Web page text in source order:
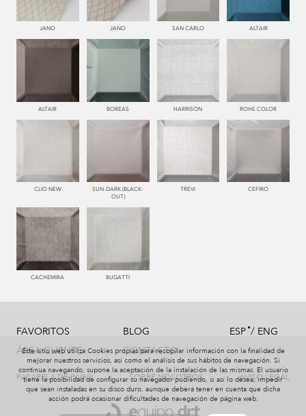
JANO JANO SAN CARLO ALTAIR
ALTAIR BOREAS HARRISON ROHE COLOR
CLIO NEW
SUN-DARK (BLACK-
OUT)
TREVI CEFIRO
CACHEMIRA BUGATTI
FAVORITOS
ÁREA CLIENTE
BLOG
CONTACTO
ESP/ ENG
PASARELA DE PAGO SOBRE NOSOTROS AVISO LEGAL
Este sitio web utiliza Cookies propias para recopilar información con la finalidad de
mejorar nuestros servicios, así como el análisis de sus hábitos de navegación. Si
continua navegando, supone la aceptación de la instalación de las mismas. El usuario
tiene la posibilidad de configurar su navegador pudiendo, si así lo desea, impedir
que sean instaladas en su disco duro, aunque deberá tener en cuenta que dicha
acción podrá ocasionar dificultades de navegación de página web.